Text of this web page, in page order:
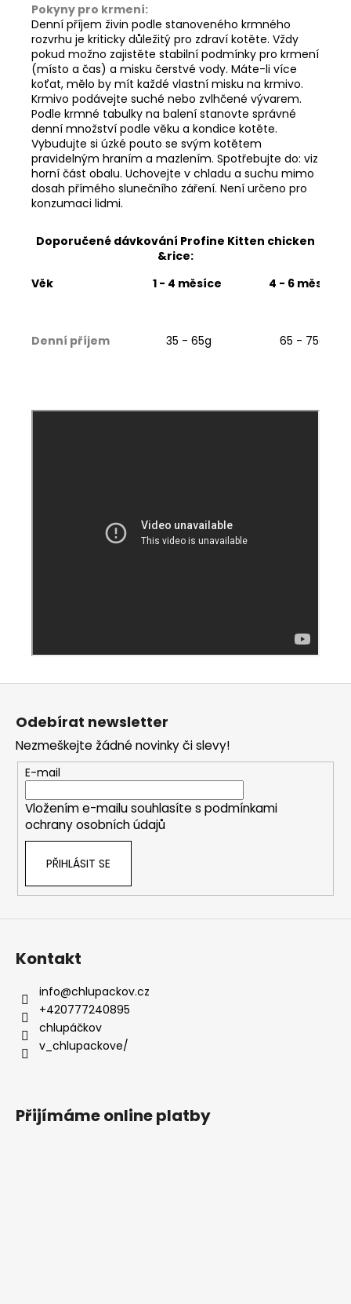
Pokyny pro krmení:
Denní příjem živin podle stanoveného krmného
rozvrhu je kriticky důležitý pro zdraví kotěte. Vždy
pokud možno zajistěte stabilní podmínky pro krmení
(místo a čas) a misku čerstvé vody. Máte-li více
koťat, mělo by mít každé vlastní misku na krmivo.
Krmivo podávejte suché nebo zvlhčené vývarem.
Podle krmné tabulky na balení stanovte správné
denní množství podle věku a kondice kotěte.
Vybudujte si úzké pouto se svým kotětem
pravidelným hraním a mazlením. Spotřebujte do: viz
horní část obalu. Uchovejte v chladu a suchu mimo
dosah přímého slunečního záření. Není určeno pro
konzumaci lidmi.
Doporučené dávkování Profine Kitten chicken
&rice:
Věk
1 - 4 měsíce 4 - 6 měsíců
Denní příjem 35 - 65g 65 - 75g
Z
Odebírat newsletter
Nezmeškejte žádné novinky či slevy!
E-mail
Vložením e-mailu souhlasíte s podmínkami
ochrany osobních údajů
PŘIHLÁSIT SE
Kontakt
info@chlupackov.cz
+420777240895
chlupáčkov
v_chlupackove/
Přijímáme online platby